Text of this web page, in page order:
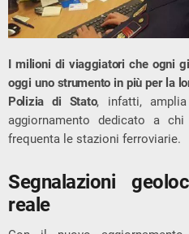
I milioni di viaggiatori che ogni
oggi uno strumento in più per la
Polizia di Stato, infatti,
aggiornamento dedicato a
frequenta le stazioni ferroviarie.
Segnalazioni
reale